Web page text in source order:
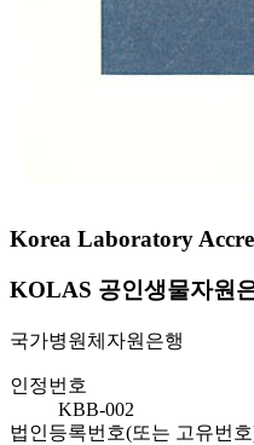
Korea Laboratory
KOLAS 공인생물자원
국가병원체자원은행
인정번호
KBB-002
법인등록번호(또는 고유번